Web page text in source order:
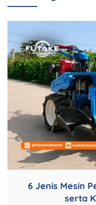
6 Jenis Mesin
serta